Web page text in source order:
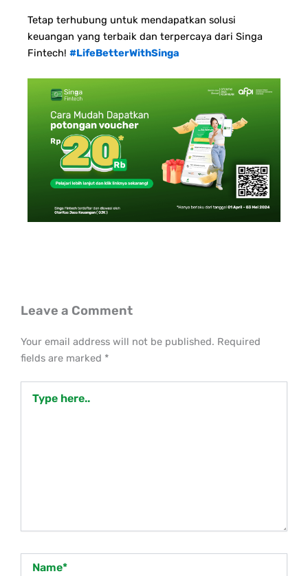
Tetap terhubung untuk mendapatkan solusi
keuangan yang terbaik dan terpercaya dari Singa
Fintech! #LifeBetterWithSinga
Leave a Comment
Your email address will not be published. Required
fields are marked *
here..